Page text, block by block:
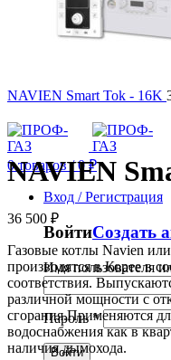
✆ +7
0товаров / 0₽
Вход / Регистрация
ВойтиСоздать
Имя пользователя
Пароль*
Войти
NAVIEN Smart Tok - 16K
NAVIEN
36 500 ₽
Газовые котлы Navien
производятся в Корее в
соответствия.
различной мощности с
сгорания.Применяются
водоснабжения как в
наличия дымохода.